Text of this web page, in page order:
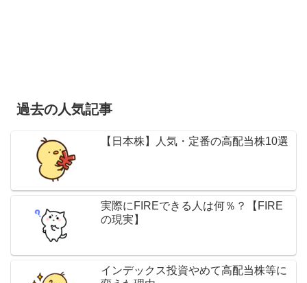
過去の人気記事
【日本株】人気・定番の高配当株10選
実際にFIREできる人は何％？【FIRE
の現実】
インデックス投資やめて高配当株等に